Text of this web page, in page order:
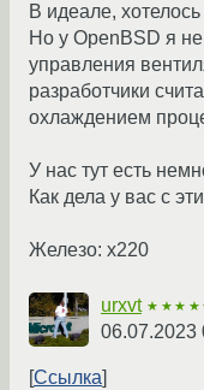
В идеале,
Но у OpenBSD я
управления
разработчики
охлаждением
У нас тут есть
Как дела у вас с
Железо: x220
urxvt
06.07.2023
Ссылка